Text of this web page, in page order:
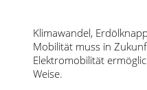
Klimawandel,
Mobilität muss in
Elektromobilität
Weise.